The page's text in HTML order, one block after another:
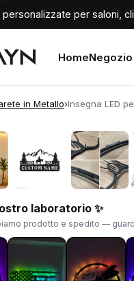
per saloni,
HomeNegozio
in Metallo›Insegna LED
laboratorio ✨
prodotto e spedito —